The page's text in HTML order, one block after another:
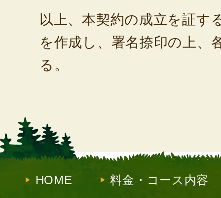
以上、本契約の成立を証す
を作成し、署名捺印の上、
る。
HOME 料金・コース内容